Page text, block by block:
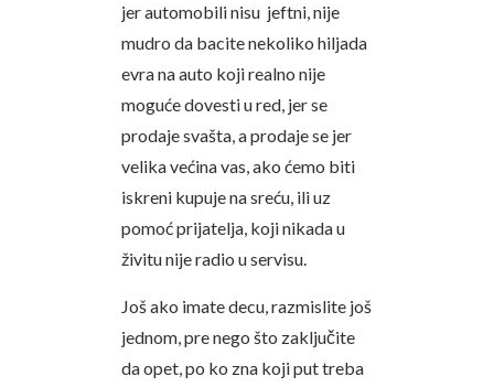
jer automobili nisu jeftni, nije
mudro da bacite nekoliko hiljada
evra na auto koji realno nije
moguće dovesti u red, jer se
prodaje svašta, a prodaje se jer
velika većina vas, ako ćemo biti
iskreni kupuje na sreću, ili uz
pomoć prijatelja, koji nikada u
živitu nije radio u servisu.
Još ako imate decu, razmislite još
jednom, pre nego što zaključite
da opet, po ko zna koji put treba